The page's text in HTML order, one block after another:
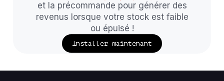
et la précommande pour générer des
revenus lorsque votre stock est faible
ou épuisé !
Installer maintenant